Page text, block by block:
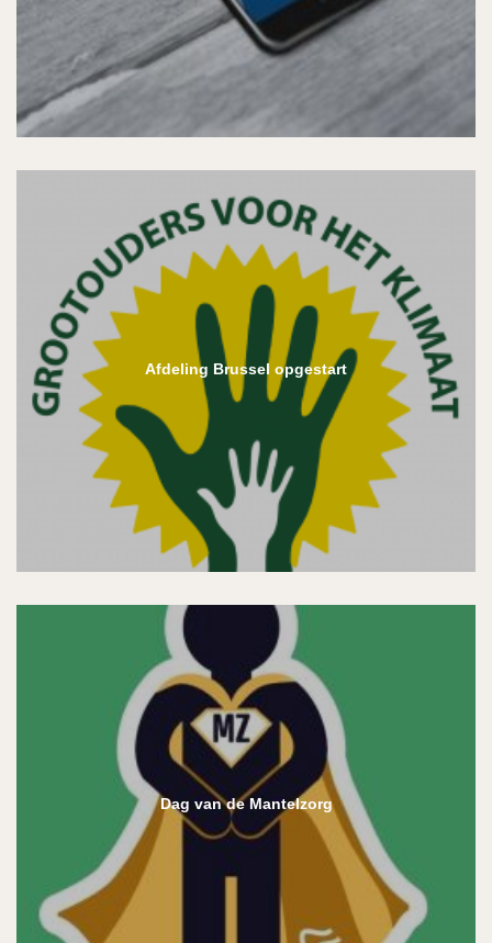
Afdeling Brussel opgestart
Dag van de Mantelzorg